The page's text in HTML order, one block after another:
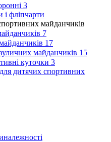
3
і фліпчарти
майданчиків
7
17
майданчиків 15
куточки 3
дитячих спортивних